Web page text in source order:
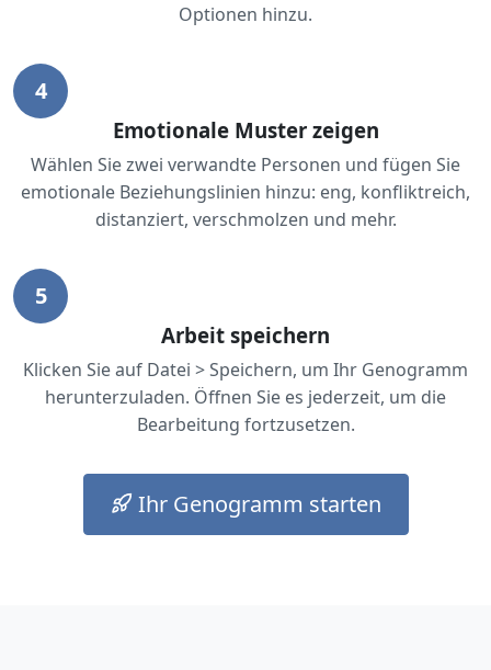
Optionen hinzu.
4
Emotionale Muster zeigen
Wählen Sie zwei verwandte Personen und fügen Sie
emotionale Beziehungslinien hinzu: eng, konfliktreich,
distanziert, verschmolzen und mehr.
5
Arbeit speichern
Klicken Sie auf Datei > Speichern, um Ihr Genogramm
herunterzuladen. Öffnen Sie es jederzeit, um die
Bearbeitung fortzusetzen.
Ihr Genogramm starten